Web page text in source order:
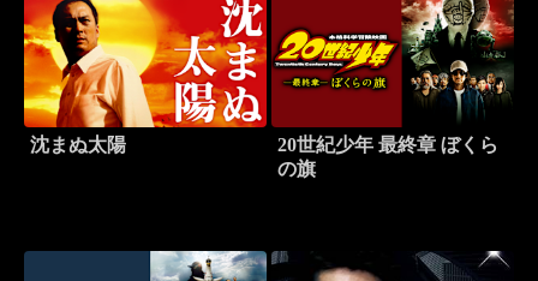
沈まぬ太陽
20世紀少年 最終章 ぼくら
の旗